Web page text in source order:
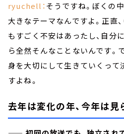
ryuchell：そうですね。ぼくの
大きなテーマなんですよ。正直、
もすごく不安はあったし、自分
ら全然そんなことないんです。
身を大切にして生きていくって
すよね。
去年は変化の年、今年は見